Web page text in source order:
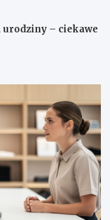
urodziny – ciekawe